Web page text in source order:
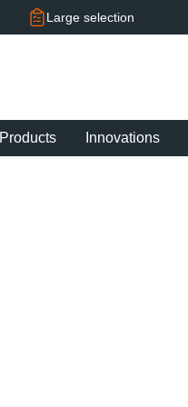
Large selection
Products Innovations